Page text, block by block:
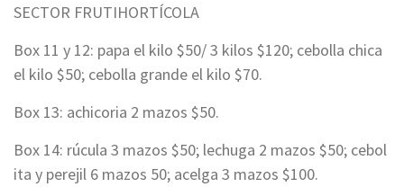
SECTOR FRUTIHORTÍCOLA
Box 11 y 12: papa el kilo $50/ 3 kilos $120; cebolla chica
el kilo $50; cebolla grande el kilo $70.
Box 13: achicoria 2 mazos $50.
Box 14: rúcula 3 mazos $50; lechuga 2 mazos $50; cebol
ita y perejil 6 mazos 50; acelga 3 mazos $100.